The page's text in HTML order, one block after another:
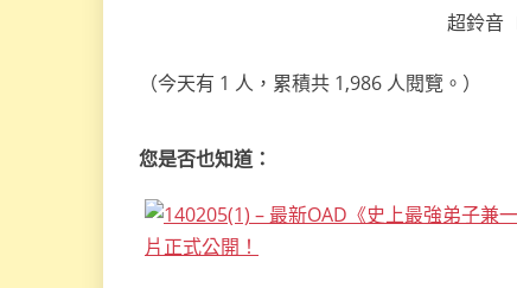
超鈴音
（今天有 1 人，累積共 1,986 人閱覽。）
您是否也知道：